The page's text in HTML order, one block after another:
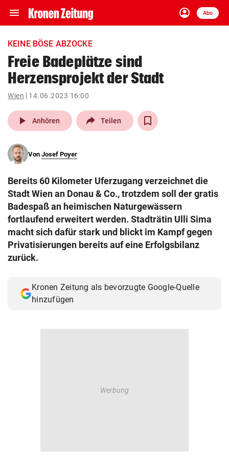
menu Navigation
ein-/ausklappen
account_circle
Anmelden
Abo
close Schließen
account_circle Anmelden
arrow_right
pin_drop
Wien arrow_right
search
eingeben
Muthgasse 2, 1190 Wien
KEINE BÖSE ABZOCKE
Freie Badeplätze sind
Herzensprojekt der Stadt
Wien 14.06.2023 16:00
play_arrow Anhören Teilen
Von Josef Poyer
Bereits 60 Kilometer Uferzugang verzeichnet die
Stadt Wien an Donau & Co., trotzdem soll der gratis
Badespaß an heimischen Naturgewässern
fortlaufend erweitert werden. Stadträtin Ulli Sima
macht sich dafür stark und blickt im Kampf gegen
Privatisierungen bereits auf eine Erfolgsbilanz
zurück.
Kronen Zeitung als bevorzugte Google-Quelle
hinzufügen